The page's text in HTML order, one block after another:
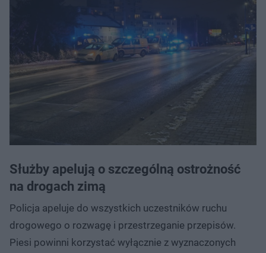
Służby apelują o szczególną ostrożność
na drogach zimą
Policja apeluje do wszystkich uczestników ruchu
drogowego o rozwagę i przestrzeganie przepisów.
Piesi powinni korzystać wyłącznie z wyznaczonych